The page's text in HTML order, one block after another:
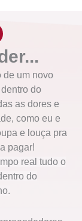
de um novo
do
as dores e
como eu e
e louça pra
pagar!
real tudo o
do